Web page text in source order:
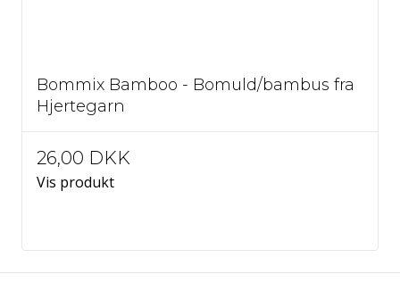
Bommix Bamboo - Bomuld/bambus fra
Hjertegarn
26,00 DKK
Vis produkt